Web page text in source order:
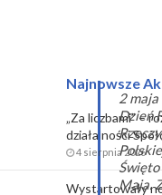
2 maja
Dzień
Maja.
Najnowsze
„Za liczbami” –
działalności
4 sierpnia 2026
Wystartowały